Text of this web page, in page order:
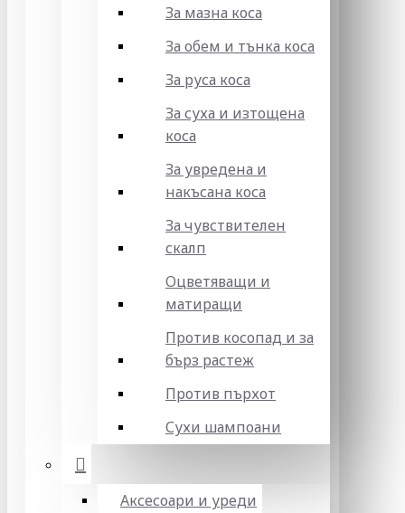
За мазна коса
За обем и тънка коса
За руса коса
За суха и изтощена
коса
За увредена и
накъсана коса
За чувствителен
скалп
Оцветяващи и
матиращи
Против косопад и за
бърз растеж
Против пърхот
Сухи шампоани
Аксесоари и уреди